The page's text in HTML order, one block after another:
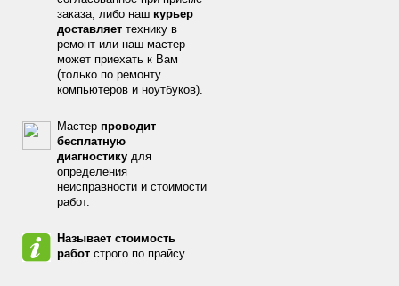
заказа, либо наш курьер
доставляет технику в
ремонт или наш мастер
может приехать к Вам
(только по ремонту
компьютеров и ноутбуков).
Мастер проводит
бесплатную
диагностику для
определения
неисправности и стоимости
работ.
Называет стоимость
работ строго по прайсу.